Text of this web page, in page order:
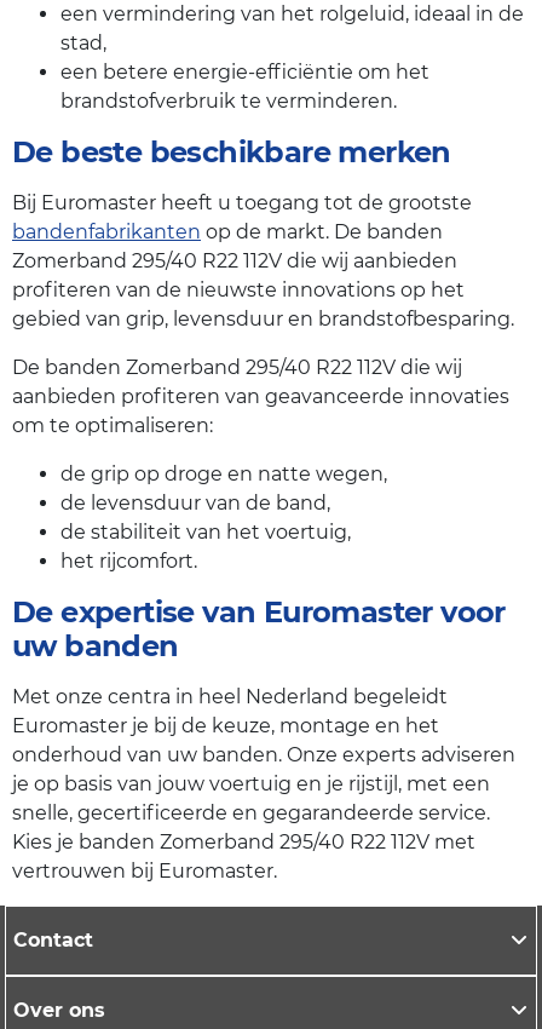
een vermindering van het rolgeluid, ideaal in de
stad,
een betere energie-efficiëntie om het
brandstofverbruik te verminderen.
De beste beschikbare merken
Bij Euromaster heeft u toegang tot de grootste
bandenfabrikanten op de markt. De banden
Zomerband 295/40 R22 112V die wij aanbieden
profiteren van de nieuwste innovations op het
gebied van grip, levensduur en brandstofbesparing.
De banden Zomerband 295/40 R22 112V die wij
aanbieden profiteren van geavanceerde innovaties
om te optimaliseren:
de grip op droge en natte wegen,
de levensduur van de band,
de stabiliteit van het voertuig,
het rijcomfort.
De expertise van Euromaster voor
uw banden
Met onze centra in heel Nederland begeleidt
Euromaster je bij de keuze, montage en het
onderhoud van uw banden. Onze experts adviseren
je op basis van jouw voertuig en je rijstijl, met een
snelle, gecertificeerde en gegarandeerde service.
Kies je banden Zomerband 295/40 R22 112V met
vertrouwen bij Euromaster.
Contact
Over ons